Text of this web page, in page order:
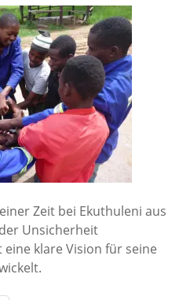
Zeit bei Ekuthuleni aus
Unsicherheit
klare Vision für seine